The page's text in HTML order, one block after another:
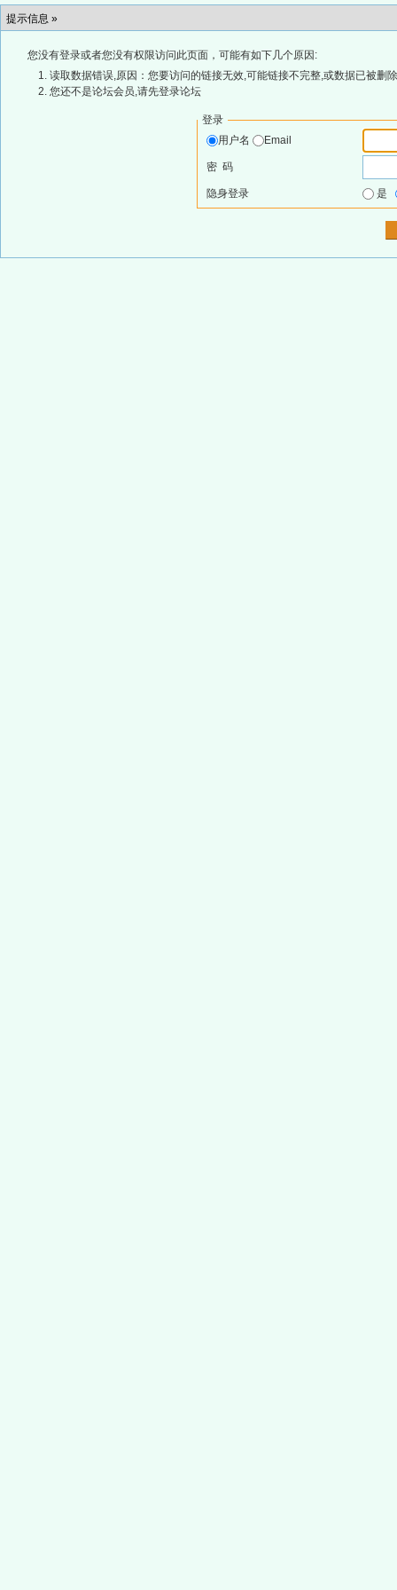
提示信息 »
您没有登录或者您没有权限访问此页面，可能有如下几个原因:
读取数据错误,原因：您要访问的链接无效,可能链接不完整,或数据已被删
您还不是论坛会员,请先登录论坛
登录
用户名
Email
密 码
隐身登录 是